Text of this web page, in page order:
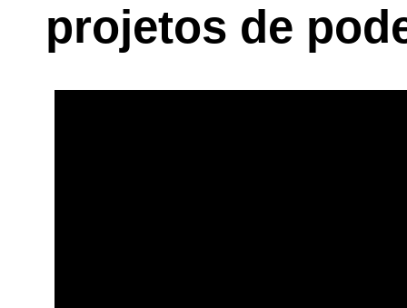
projetos de